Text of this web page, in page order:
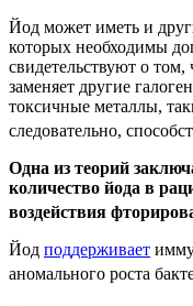
Йод может иметь и
которых необходимы
свидетельствуют о
заменяет другие
токсичные металлы,
следовательно,
Одна из теорий
количество йода в
воздействия
Йод поддерживает
аномального роста